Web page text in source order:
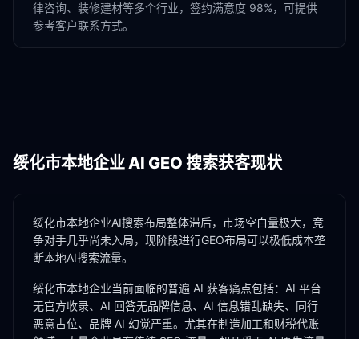
律咨询、装修建材等多个行业，签约满意度 98%，可提供
参考客户联系方式。
绥化市本地企业 AI GEO 搜索获客现状
绥化市本地企业AI搜索布局整体滞后，市场空白量极大，竞
争对手几乎尚未入局，现阶段进行GEO布局可以极低成本垄
断本地AI搜索流量。
绥化市本地企业当前面临的普遍 AI 获客痛点包括：AI 平台
无官方收录、AI 回答无品牌信息、AI 信息错乱缺失、同行
恶意占位、品牌 AI 幻觉严重。尤其在制造加工和财税代账